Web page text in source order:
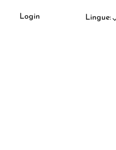
Login Lingue: